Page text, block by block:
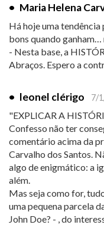
• Maria Helena
Há hoje uma
bons quando ganham…
- Nesta base, a
Abraços. Espero a
• leonel clérigo 7/
"EXPLICAR A
Confesso não ter
comentário acima da
Carvalho dos Santos.
algo de enigmático: a
além.
Mas seja como for,
uma pequena parcela
John Doe? - , do